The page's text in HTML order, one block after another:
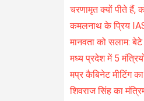
चरणामृत क्यों पीते हैं,
कमलनाथ के प्रिय
मानवता को सलाम:
मध्य प्रदेश में 5
मप्र कैबिनेट मीटिंग
शिवराज सिंह का